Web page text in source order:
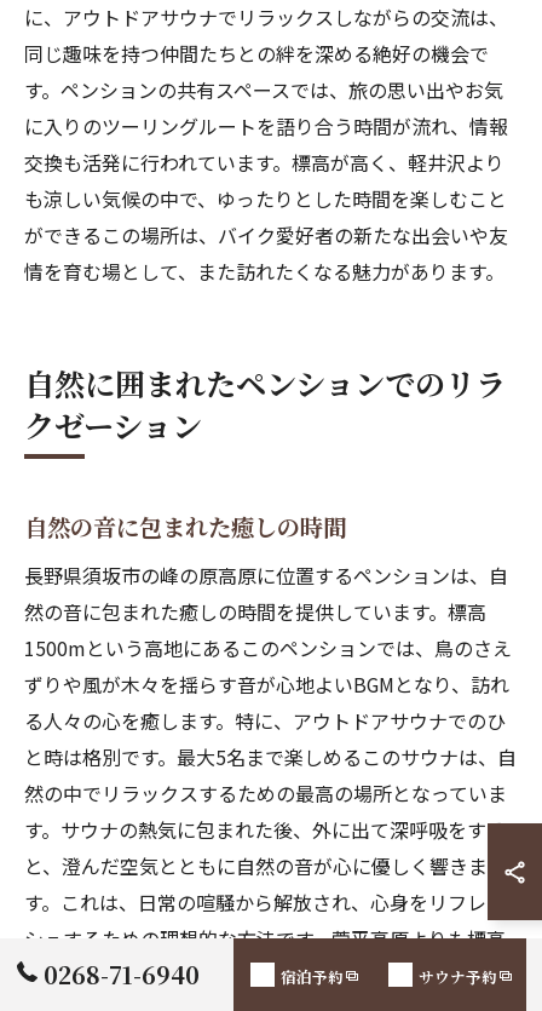
に、アウトドアサウナでリラックスしながらの交流は、
同じ趣味を持つ仲間たちとの絆を深める絶好の機会で
す。ペンションの共有スペースでは、旅の思い出やお気
に入りのツーリングルートを語り合う時間が流れ、情報
交換も活発に行われています。標高が高く、軽井沢より
も涼しい気候の中で、ゆったりとした時間を楽しむこと
ができるこの場所は、バイク愛好者の新たな出会いや友
情を育む場として、また訪れたくなる魅力があります。
自然に囲まれたペンションでのリラ
クゼーション
自然の音に包まれた癒しの時間
長野県須坂市の峰の原高原に位置するペンションは、自
然の音に包まれた癒しの時間を提供しています。標高
1500mという高地にあるこのペンションでは、鳥のさえ
ずりや風が木々を揺らす音が心地よいBGMとなり、訪れ
る人々の心を癒します。特に、アウトドアサウナでのひ
と時は格別です。最大5名まで楽しめるこのサウナは、自
然の中でリラックスするための最高の場所となっていま
す。サウナの熱気に包まれた後、外に出て深呼吸をする
と、澄んだ空気とともに自然の音が心に優しく響きま
す。これは、日常の喧騒から解放され、心身をリフレッ
シュするための理想的な方法です。菅平高原よりも標高
が高く、夏でも涼しい気候が魅力のこのペンションで、
0268-71-6940 宿泊予約 サウナ予約